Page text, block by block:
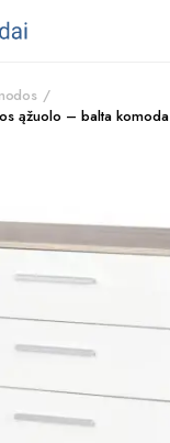
ąžuolo – balta komoda